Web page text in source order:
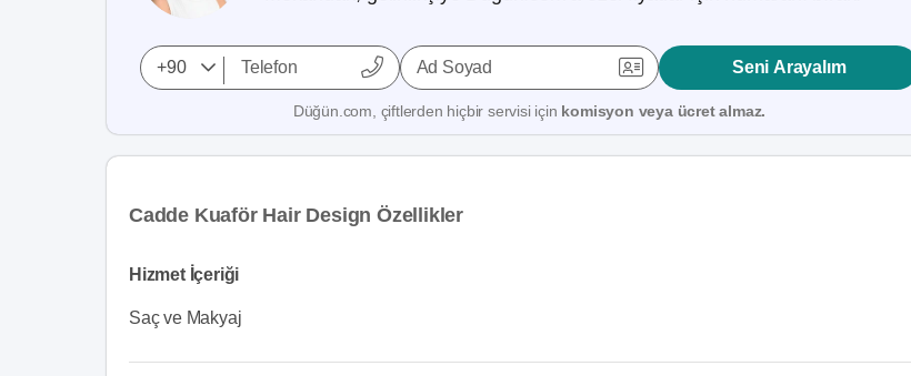
Ad Soyad Seni Arayalım
Düğün.com, çiftlerden hiçbir servisi için komisyon veya ücret almaz.
Cadde Kuaför Hair Design Özellikler
Hizmet İçeriği
Saç ve Makyaj